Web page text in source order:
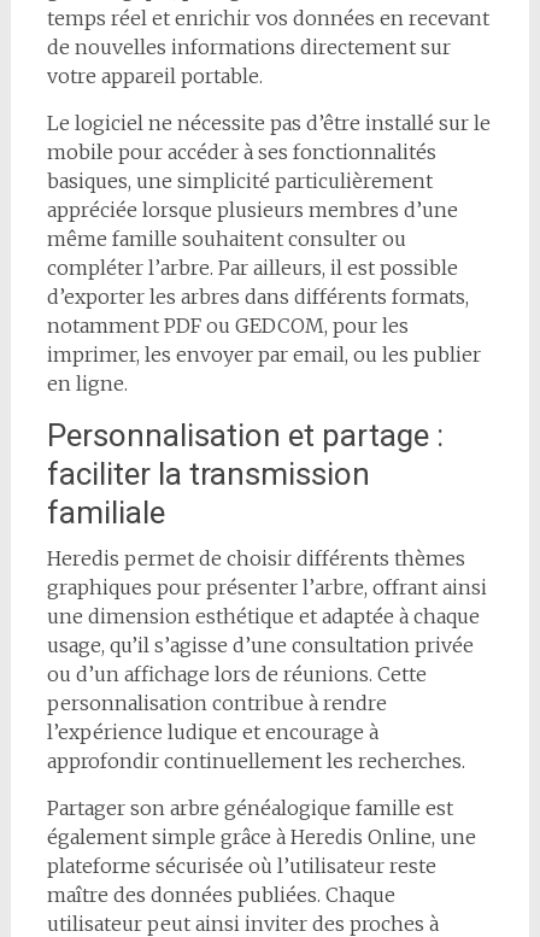
temps réel et enrichir vos données en recevant
de nouvelles informations directement sur
votre appareil portable.
Le logiciel ne nécessite pas d’être installé sur le
mobile pour accéder à ses fonctionnalités
basiques, une simplicité particulièrement
appréciée lorsque plusieurs membres d’une
même famille souhaitent consulter ou
compléter l’arbre. Par ailleurs, il est possible
d’exporter les arbres dans différents formats,
notamment PDF ou GEDCOM, pour les
imprimer, les envoyer par email, ou les publier
en ligne.
Personnalisation et partage :
faciliter la transmission
familiale
Heredis permet de choisir différents thèmes
graphiques pour présenter l’arbre, offrant ainsi
une dimension esthétique et adaptée à chaque
usage, qu’il s’agisse d’une consultation privée
ou d’un affichage lors de réunions. Cette
personnalisation contribue à rendre
l’expérience ludique et encourage à
approfondir continuellement les recherches.
Partager son arbre généalogique famille est
également simple grâce à Heredis Online, une
plateforme sécurisée où l’utilisateur reste
maître des données publiées. Chaque
utilisateur peut ainsi inviter des proches à